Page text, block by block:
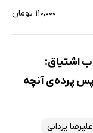
۱۱۰,۰۰۰ تومان
اشتیاق:
پرده‌ی آنچه
علیرضا یزدانی